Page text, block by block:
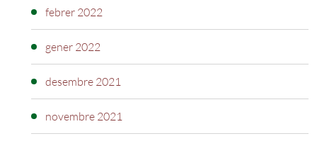
febrer 2022
gener 2022
desembre 2021
novembre 2021